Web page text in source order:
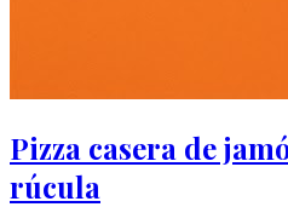
Pizza casera de
rúcula